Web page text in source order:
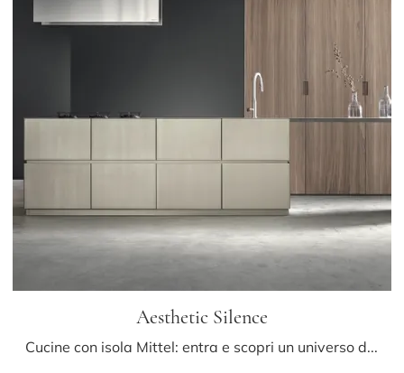
Aesthetic Silence
Cucine con isola Mittel: entra e scopri un universo di stile e design! La cucina Aesthetic Silence ti aspetta.